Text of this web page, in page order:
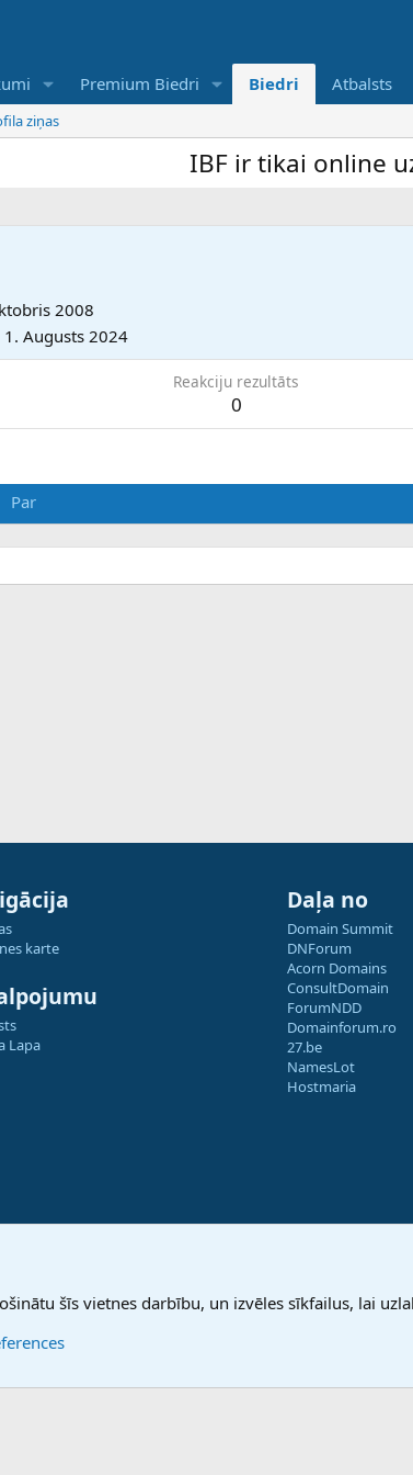
Premium Biedri Biedri Atbalsts
ziņas
IBF ir tikai online
2008
1. Augusts 2024
Reakciju rezultāts
0
Par
karte
Lapa
Daļa no
Domain Summit
DNForum
Acorn Domains
ConsultDomain
ForumNDD
Domainforum.ro
27.be
NamesLot
Hostmaria
šīs vietnes darbību, un izvēles sīkfailus, lai